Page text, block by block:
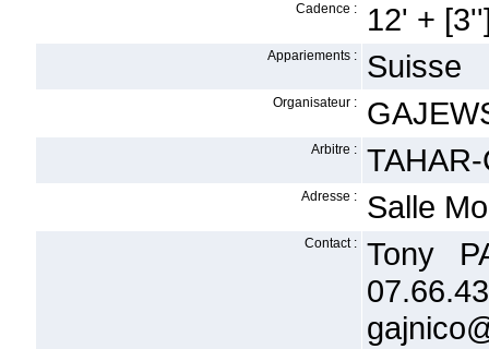
Cadence : 12' +
Appariements : Suisse
Organisateur :
Arbitre :
Adresse : Salle
Contact :
Tony